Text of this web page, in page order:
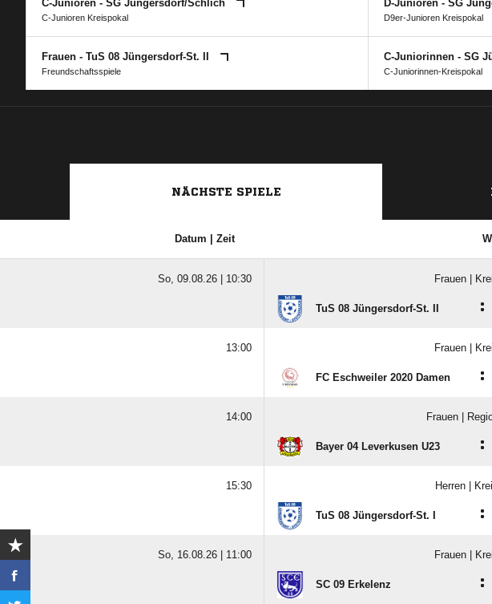
C-Junioren - SG Jüngersdorf/​Schlich
C-Junioren Kreispokal
D-Junioren - SG
D9er-Junioren Kreispokal
Frauen - TuS 08 Jüngersdorf-St. II
Freundschaftsspiele
C-Juniorinnen - SG
C-Juniorinnen-Kreispokal
NÄCHSTE SPIELE
Datum | Zeit
So, 09.08.26 | 10:30 Frauen |
TuS 08 Jüngersdorf-St. II :
13:00 Frauen |
FC Eschweiler 2020 Damen :
14:00 Frauen |
Bayer 04 Leverkusen U23 :
15:30 Herren |
TuS 08 Jüngersdorf-St. I :
So, 16.08.26 | 11:00 Frauen |
SC 09 Erkelenz :